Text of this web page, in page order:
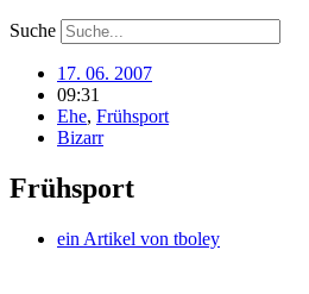
Suche
17. 06. 2007
09:31
Ehe, Frühsport
Bizarr
Frühsport
ein Artikel von tboley